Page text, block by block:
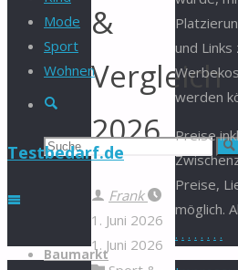
Mode
Sport
Wohnen
Suche
Suchen
Testbedarf.de
Zum
Baumarkt
&
Vergleich
2026
Frank
1. Juni 2026
1. Juni 2026
und Links
werden
Preise
Preise,
möglich.
. . . . . . . .